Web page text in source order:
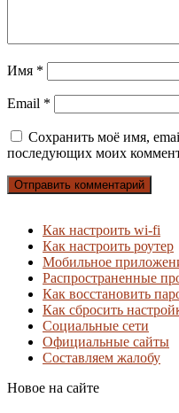
Имя *
Email *
Сохранить моё имя,
последующих моих
Как настроить wi-fi
Как настроить роутер
Мобильное
Распространенные
Как восстановить
Как сбросить
Социальные сети
Официальные сайты
Составляем жалобу
Новое на сайте